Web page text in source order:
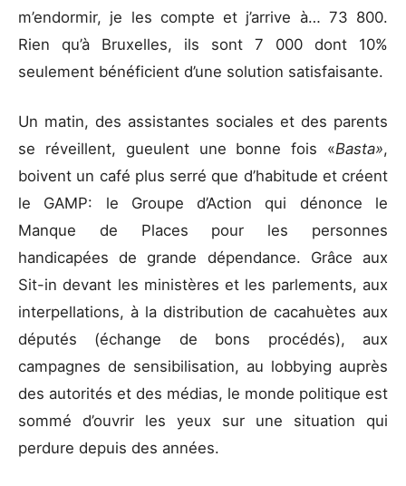
m’endormir, je les compte et j’arrive à… 73 800.
Rien qu’à Bruxelles, ils sont 7 000 dont 10%
seulement bénéficient d’une solution satisfaisante.
Un matin, des assistantes sociales et des parents
se réveillent, gueulent une bonne fois «Basta»,
boivent un café plus serré que d’habitude et créent
le GAMP: le Groupe d’Action qui dénonce le
Manque de Places pour les personnes
handicapées de grande dépendance. Grâce aux
Sit-in devant les ministères et les parlements, aux
interpellations, à la distribution de cacahuètes aux
députés (échange de bons procédés), aux
campagnes de sensibilisation, au lobbying auprès
des autorités et des médias, le monde politique est
sommé d’ouvrir les yeux sur une situation qui
perdure depuis des années.